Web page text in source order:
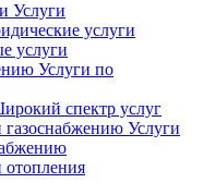
Услуги
услуги
услуги
Услуги по
спектр услуг
газоснабжению Услуги
отопления